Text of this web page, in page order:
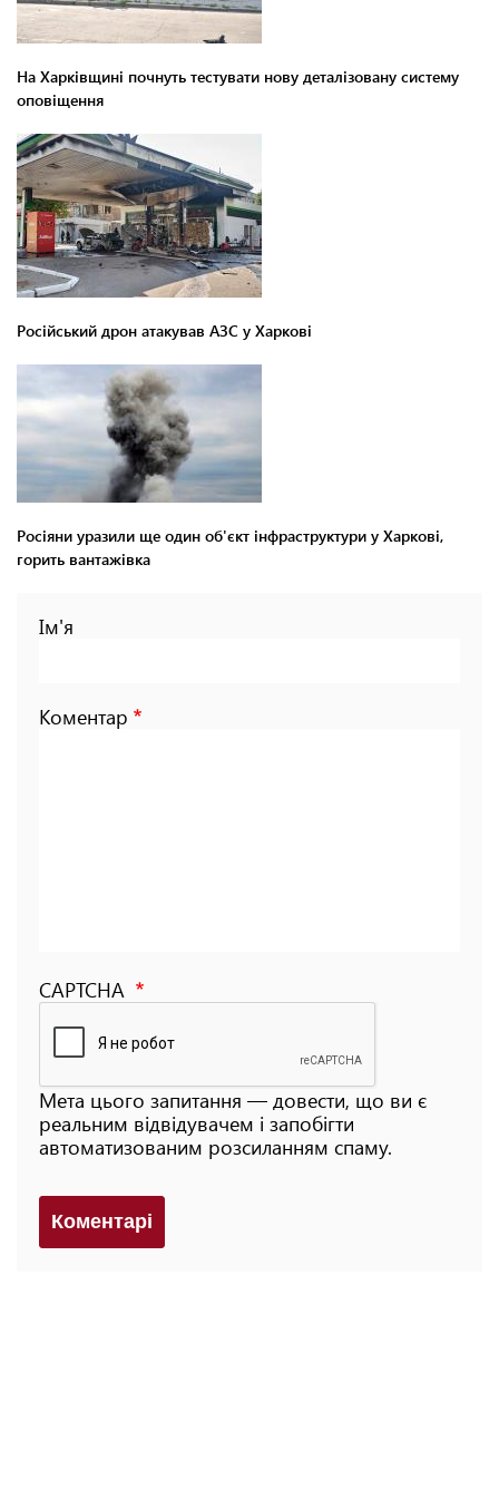
На Харківщині почнуть тестувати нову деталізовану систему
оповіщення
Російський дрон атакував АЗС у Харкові
Росіяни уразили ще один об'єкт інфраструктури у Харкові,
горить вантажівка
Ім'я
Коментар
CAPTCHA
Мета цього запитання — довести, що ви є
реальним відвідувачем і запобігти
автоматизованим розсиланням спаму.
Коментарi